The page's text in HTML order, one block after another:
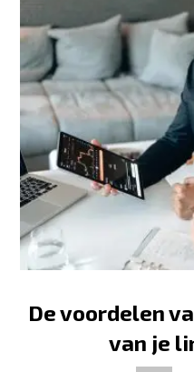
De voordelen
van je